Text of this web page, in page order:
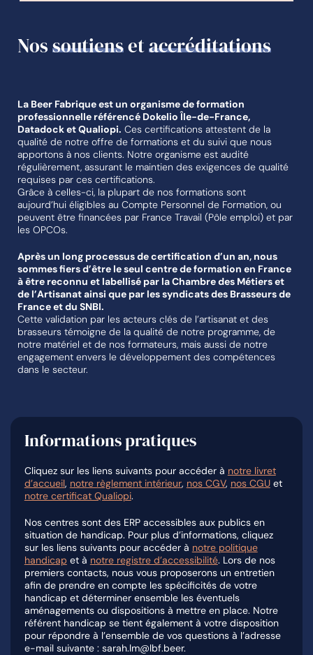
financement
financement
financement
Nossoutiensetaccréditations
La Beer Fabrique est un organisme de formation
professionnelle référencé Dokelio Île-de-France,
Datadock et Qualiopi. Ces certifications attestent de la
qualité de notre offre de formations et du suivi que nous
apportons à nos clients. Notre organisme est audité
régulièrement, assurant le maintien des exigences de qualité
requises par ces certifications.
Grâce à celles-ci, la plupart de nos formations sont
aujourd’hui éligibles au Compte Personnel de Formation, ou
peuvent être financées par France Travail (Pôle emploi) et par
les OPCOs.
Après un long processus de certification d’un an, nous
sommes fiers d’être le seul centre de formation en France
à être reconnu et labellisé par la Chambre des Métiers et
de l’Artisanat ainsi que par les syndicats des Brasseurs de
France et du SNBI.
Cette validation par les acteurs clés de l’artisanat et des
brasseurs témoigne de la qualité de notre programme, de
notre matériel et de nos formateurs, mais aussi de notre
engagement envers le développement des compétences
dans le secteur.
Informations pratiques
Cliquez sur les liens suivants pour accéder à notre livret
d’accueil, notre règlement intérieur, nos CGV, nos CGUet
notre certificat Qualiopi.
Nos centres sont des ERP accessibles aux publics en
situation de handicap. Pour plus d’informations, cliquez
sur les liens suivants pour accéder à notre politique
handicap et à notre registre d’accessibilité. Lors de nos
premiers contacts, nous vous proposerons un entretien
afin de prendre en compte les spécificités de votre
handicap et déterminer ensemble les éventuels
aménagements ou dispositions à mettre en place. Notre
référent handicap se tient également à votre disposition
pour répondre à l’ensemble de vos questions à l’adresse
e-mail suivante : sarah.lm@lbf.beer.